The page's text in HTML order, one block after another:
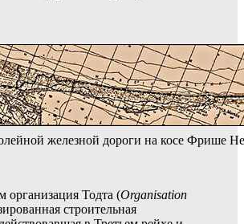
железной дороги на косе Фрише
организация Тодта (Organisation
строительная